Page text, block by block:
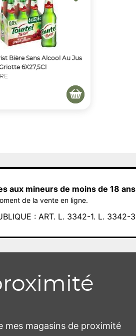
Bière Sans Alcool Au Jus
6X27,5Cl
aux mineurs de moins de 18 ans
de la vente en ligne.
: ART. L. 3342-1. L. 3342-3
mes magasins de proximité